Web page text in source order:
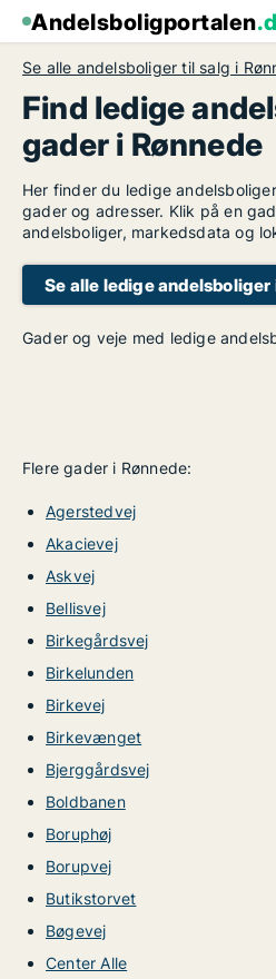
Andelsboligportalen
Se alle andelsboliger til salg i
Find ledige
gader i Rønnede
Her finder du ledige
gader og adresser. Klik på en
andelsboliger, markedsdata og
Se alle ledige andelsboliger
Gader og veje med ledige
Flere gader i Rønnede:
Agerstedvej
Akacievej
Askvej
Bellisvej
Birkegårdsvej
Birkelunden
Birkevej
Birkevænget
Bjerggårdsvej
Boldbanen
Boruphøj
Borupvej
Butikstorvet
Bøgevej
Center Alle